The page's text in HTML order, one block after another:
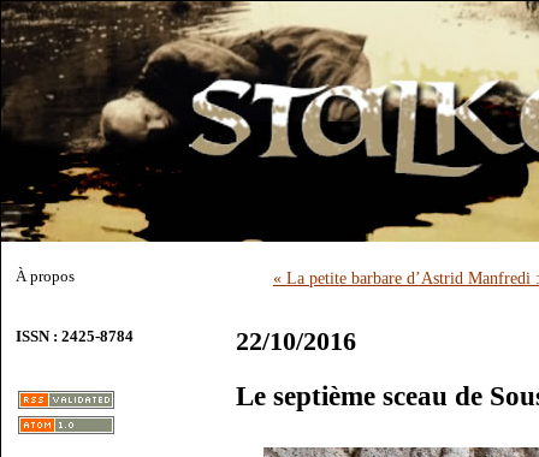
À propos
ISSN : 2425-8784
« La petite barbare d’Astrid
22/10/2016
Le septième sceau de